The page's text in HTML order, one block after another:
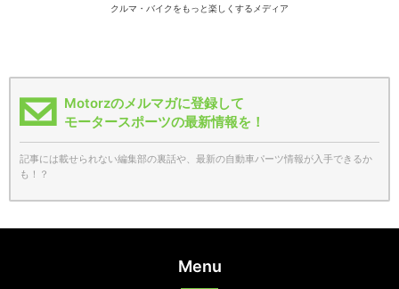
クルマ・バイクをもっと楽しくするメディア
Motorzのメルマガに登録して
モータースポーツの最新情報を！
記事には載せられない編集部の裏話や、最新の自動車パーツ情報が入手できるか
も！？
Menu